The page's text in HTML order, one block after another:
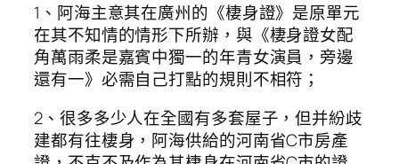
1、阿海主意其在廣州的《棲身證》是原單元
在其不知情的情形下所辦，與《棲身證女配
角萬雨柔是嘉賓中獨一的年青女演員，旁邊
還有一》必需自己打點的規則不相符；
2、很多多少人在全國有多套屋子，但并紛歧
建都有往棲身，阿海供給的河南省C市房產